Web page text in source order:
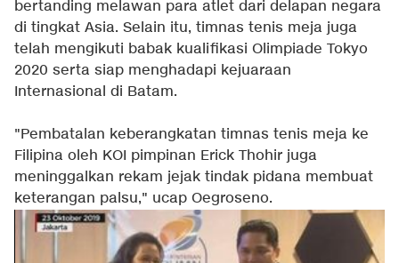
bertanding melawan para atlet dari delapan negara
di tingkat Asia. Selain itu, timnas tenis meja juga
telah mengikuti babak kualifikasi Olimpiade Tokyo
2020 serta siap menghadapi kejuaraan
Internasional di Batam.
"Pembatalan keberangkatan timnas tenis meja ke
Filipina oleh KOI pimpinan Erick Thohir juga
meninggalkan rekam jejak tindak pidana membuat
keterangan palsu," ucap Oegroseno.